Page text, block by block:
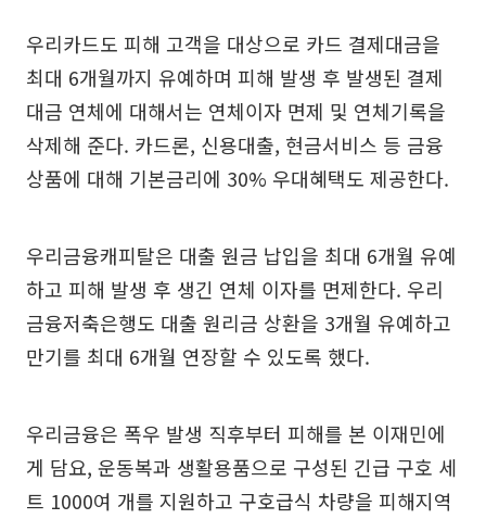
우리카드도 피해 고객을 대상으로 카드 결제대금을
최대 6개월까지 유예하며 피해 발생 후 발생된 결제
대금 연체에 대해서는 연체이자 면제 및 연체기록을
삭제해 준다. 카드론, 신용대출, 현금서비스 등 금융
상품에 대해 기본금리에 30% 우대혜택도 제공한다.
우리금융캐피탈은 대출 원금 납입을 최대 6개월 유예
하고 피해 발생 후 생긴 연체 이자를 면제한다. 우리
금융저축은행도 대출 원리금 상환을 3개월 유예하고
만기를 최대 6개월 연장할 수 있도록 했다.
우리금융은 폭우 발생 직후부터 피해를 본 이재민에
게 담요, 운동복과 생활용품으로 구성된 긴급 구호 세
트 1000여 개를 지원하고 구호급식 차량을 피해지역